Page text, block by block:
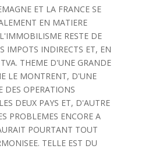
ET LA FRANCE SE
EN MATIERE
RESTE DE
IMPOTS INDIRECTS ET, EN
THEME D'UNE GRANDE
LE MONTRENT, D'UNE
DES OPERATIONS
DEUX PAYS ET, D'AUTRE
PROBLEMES ENCORE A
POURTANT TOUT
TELLE EST DU